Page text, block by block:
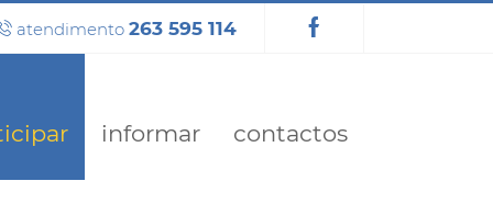
atendimento 263 595 114
informar contactos